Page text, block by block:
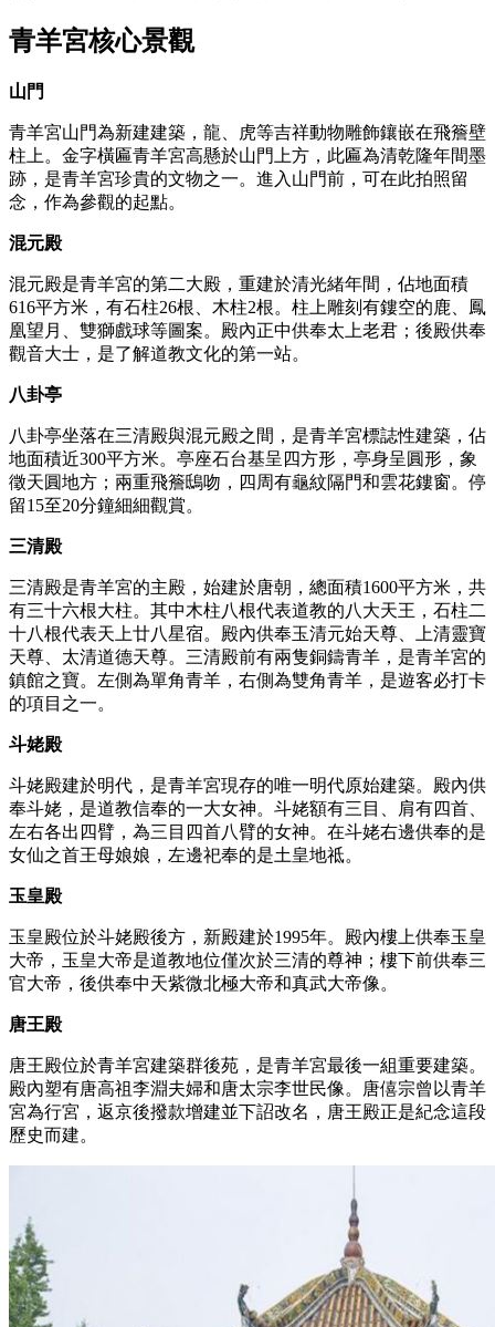
青羊宮核心景觀
山門
青羊宮山門為新建建築，龍、虎等吉祥動物雕飾鑲嵌在飛簷壁
柱上。金字橫匾青羊宮高懸於山門上方，此匾為清乾隆年間墨
跡，是青羊宮珍貴的文物之一。進入山門前，可在此拍照留
念，作為參觀的起點。
混元殿
混元殿是青羊宮的第二大殿，重建於清光緒年間，佔地面積
616平方米，有石柱26根、木柱2根。柱上雕刻有鏤空的鹿、鳳
凰望月、雙獅戲球等圖案。殿內正中供奉太上老君；後殿供奉
觀音大士，是了解道教文化的第一站。
八卦亭
八卦亭坐落在三清殿與混元殿之間，是青羊宮標誌性建築，佔
地面積近300平方米。亭座石台基呈四方形，亭身呈圓形，象
徵天圓地方；兩重飛簷鴟吻，四周有龜紋隔門和雲花鏤窗。停
留15至20分鐘細細觀賞。
三清殿
三清殿是青羊宮的主殿，始建於唐朝，總面積1600平方米，共
有三十六根大柱。其中木柱八根代表道教的八大天王，石柱二
十八根代表天上廿八星宿。殿內供奉玉清元始天尊、上清靈寶
天尊、太清道德天尊。三清殿前有兩隻銅鑄青羊，是青羊宮的
鎮館之寶。左側為單角青羊，右側為雙角青羊，是遊客必打卡
的項目之一。
斗姥殿
斗姥殿建於明代，是青羊宮現存的唯一明代原始建築。殿內供
奉斗姥，是道教信奉的一大女神。斗姥額有三目、肩有四首、
左右各出四臂，為三目四首八臂的女神。在斗姥右邊供奉的是
女仙之首王母娘娘，左邊祀奉的是土皇地祗。
玉皇殿
玉皇殿位於斗姥殿後方，新殿建於1995年。殿內樓上供奉玉皇
大帝，玉皇大帝是道教地位僅次於三清的尊神；樓下前供奉三
官大帝，後供奉中天紫微北極大帝和真武大帝像。
唐王殿
唐王殿位於青羊宮建築群後苑，是青羊宮最後一組重要建築。
殿內塑有唐高祖李淵夫婦和唐太宗李世民像。唐僖宗曾以青羊
宮為行宮，返京後撥款增建並下詔改名，唐王殿正是紀念這段
歷史而建。